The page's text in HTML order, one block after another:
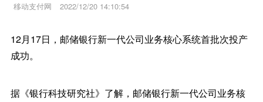
移动支付网 2022/12/20 14:10:54
12月17日，邮储银行新一代公司业务核心系统首批次投产
成功。
据《银行科技研究社》了解，邮储银行新一代公司业务核